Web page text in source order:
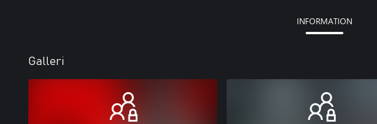
INFORMATION
Galleri